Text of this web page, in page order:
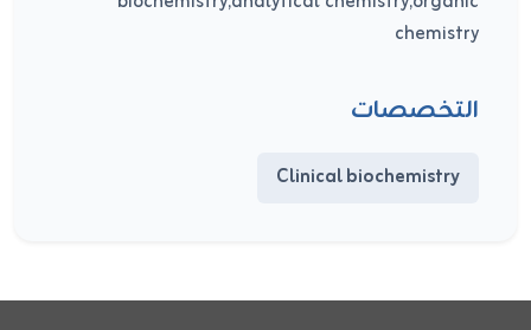
chemistry
التخصصات
Clinical biochemistry